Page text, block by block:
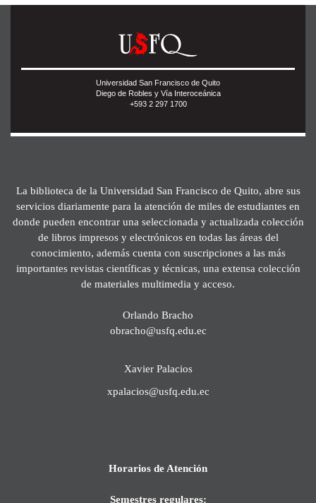
Universidad San Francisco de Quito
Diego de Robles y Vía Interoceánica
+593 2 297 1700
La biblioteca de la Universidad San Francisco de Quito, abre sus
servicios diariamente para la atención de miles de estudiantes en
donde pueden encontrar una seleccionada y actualizada colección
de libros impresos y electrónicos en todas las áreas del
conocimiento, además cuenta con suscripciones a las más
importantes revistas científicas y técnicas, una extensa colección
de materiales multimedia y acceso.
Orlando Bracho
obracho@usfq.edu.ec
Xavier Palacios
xpalacios@usfq.edu.ec
Horarios de Atención
Semestres regulares: